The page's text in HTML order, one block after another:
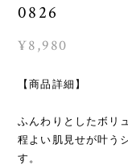
0826
¥8,980
【商品詳細】
ふんわりとしたボリ
程よい肌見せが叶う
す。